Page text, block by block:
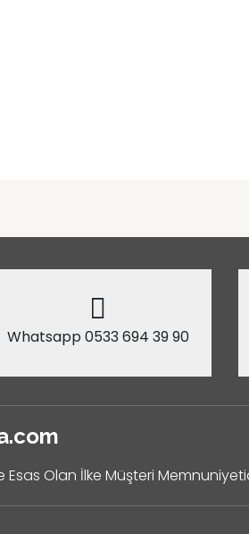
Whatsapp 0533 694 39 90
Esas Olan İlke Müşteri